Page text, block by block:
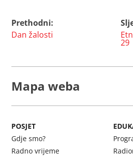
Navigacija
Prethodni:
Dan žalosti
29
Mapa weba
POSJET
Gdje smo?
Radno vrijeme